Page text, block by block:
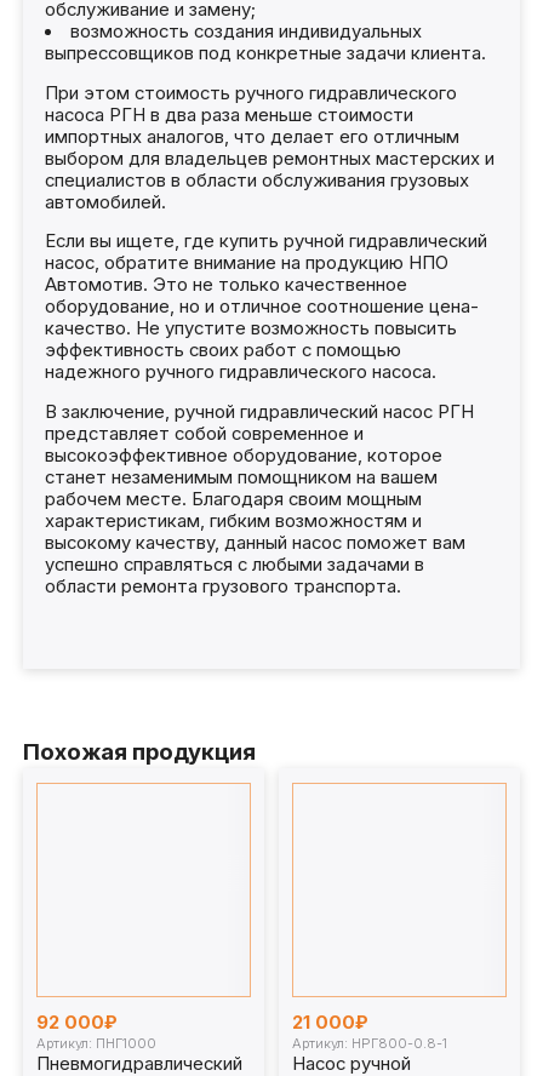
обслуживание и замену;
возможность создания индивидуальных
выпрессовщиков под конкретные задачи клиента.
При этом стоимость ручного гидравлического
насоса РГН в два раза меньше стоимости
импортных аналогов, что делает его отличным
выбором для владельцев ремонтных мастерских и
специалистов в области обслуживания грузовых
автомобилей.
Если вы ищете, где купить ручной гидравлический
насос, обратите внимание на продукцию НПО
Автомотив. Это не только качественное
оборудование, но и отличное соотношение цена-
качество. Не упустите возможность повысить
эффективность своих работ с помощью
надежного ручного гидравлического насоса.
В заключение, ручной гидравлический насос РГН
представляет собой современное и
высокоэффективное оборудование, которое
станет незаменимым помощником на вашем
рабочем месте. Благодаря своим мощным
характеристикам, гибким возможностям и
высокому качеству, данный насос поможет вам
успешно справляться с любыми задачами в
области ремонта грузового транспорта.
Похожая продукция
92 000₽
Артикул: ПНГ1000
Пневмогидравлический
21 000₽
Артикул: НРГ800-0.8-1
Насос ручной